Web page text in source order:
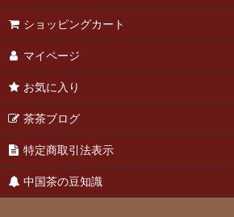
ショッピングカート
マイページ
お気に入り
茶茶ブログ
特定商取引法表示
中国茶の豆知識